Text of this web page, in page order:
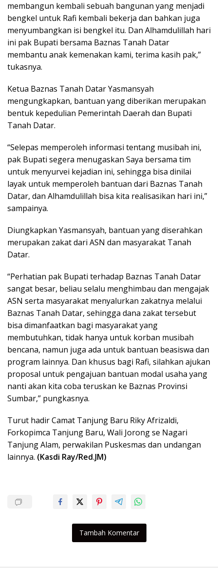
membangun kembali sebuah bangunan yang menjadi
bengkel untuk Rafi kembali bekerja dan bahkan juga
menyumbangkan isi bengkel itu. Dan Alhamdulillah hari
ini pak Bupati bersama Baznas Tanah Datar
membantu anak kemenakan kami, terima kasih pak,”
tukasnya.
Ketua Baznas Tanah Datar Yasmansyah
mengungkapkan, bantuan yang diberikan merupakan
bentuk kepedulian Pemerintah Daerah dan Bupati
Tanah Datar.
“Selepas memperoleh informasi tentang musibah ini,
pak Bupati segera menugaskan Saya bersama tim
untuk menyurvei kejadian ini, sehingga bisa dinilai
layak untuk memperoleh bantuan dari Baznas Tanah
Datar, dan Alhamdulillah bisa kita realisasikan hari ini,”
sampainya.
Diungkapkan Yasmansyah, bantuan yang diserahkan
merupakan zakat dari ASN dan masyarakat Tanah
Datar.
“Perhatian pak Bupati terhadap Baznas Tanah Datar
sangat besar, beliau selalu menghimbau dan mengajak
ASN serta masyarakat menyalurkan zakatnya melalui
Baznas Tanah Datar, sehingga dana zakat tersebut
bisa dimanfaatkan bagi masyarakat yang
membutuhkan, tidak hanya untuk korban musibah
bencana, namun juga ada untuk bantuan beasiswa dan
program lainnya. Dan khusus bagi Rafi, silahkan ajukan
proposal untuk pengajuan bantuan modal usaha yang
nanti akan kita coba teruskan ke Baznas Provinsi
Sumbar,” pungkasnya.
Turut hadir Camat Tanjung Baru Riky Afrizaldi,
Forkopimca Tanjung Baru, Wali Jorong se Nagari
Tanjung Alam, perwakilan Puskesmas dan undangan
lainnya. (Kasdi Ray/Red.JM)
Tambah Komentar